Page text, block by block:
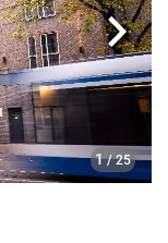
1 / 25